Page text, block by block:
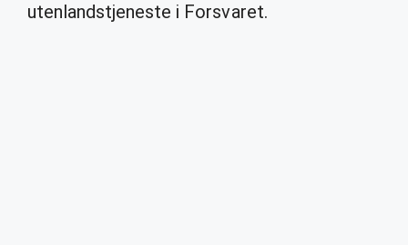
utenlandstjeneste i Forsvaret.